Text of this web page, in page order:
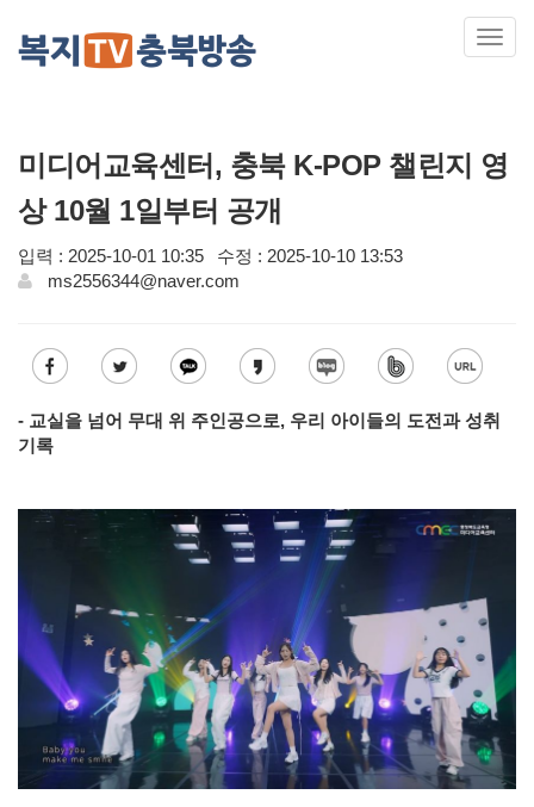
미디어교육센터, 충북 K-POP 챌린지 영
상 10월 1일부터 공개
입력 : 2025-10-01 10:35
수정 : 2025-10-10 13:53
ms2556344@naver.com
- 교실을 넘어 무대 위 주인공으로, 우리 아이들의 도전과 성취
기록